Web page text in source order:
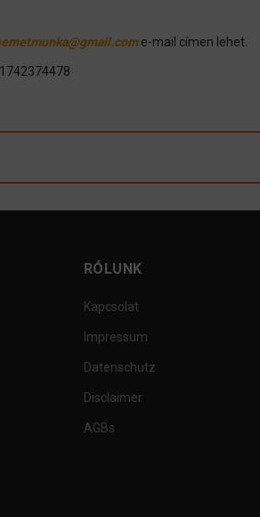
e-mail címen lehet.
RÓLUNK
Kapcsolat
Impressum
Datenschutz
Disclaimer
AGBs